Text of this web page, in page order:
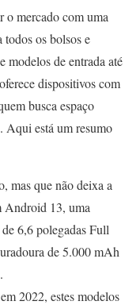
o mercado com uma
todos os bolsos e
modelos de entrada até
dispositivos com
busca espaço
Aqui está um resumo
mas que não deixa a
Android 13, uma
6,6 polegadas Full
de 5.000 mAh
2022, estes modelos